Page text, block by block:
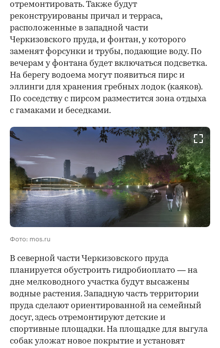
отремонтировать. Также будут
реконструированы причал и терраса,
расположенные в западной части
Черкизовского пруда, и фонтан, у которого
заменят форсунки и трубы, подающие воду. По
вечерам у фонтана будет включаться подсветка.
На берегу водоема могут появиться пирс и
эллинги для хранения гребных лодок (каяков).
По соседству с пирсом разместится зона отдыха
с гамаками и беседками.
Фото: mos.ru
В северной части Черкизовского пруда
планируется обустроить гидробиоплато — на
дне мелководного участка будут высажены
водные растения. Западную часть территории
пруда сделают ориентированной на семейный
досуг, здесь отремонтируют детские и
спортивные площадки. На площадке для выгула
собак уложат новое покрытие и установят